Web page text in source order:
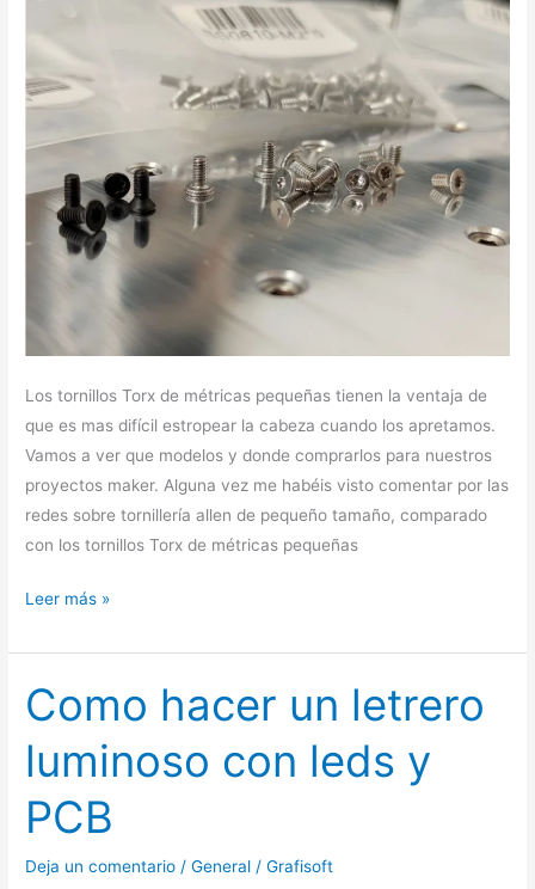
Los tornillos Torx de métricas pequeñas tienen la ventaja de
que es mas difícil estropear la cabeza cuando los apretamos.
Vamos a ver que modelos y donde comprarlos para nuestros
proyectos maker. Alguna vez me habéis visto comentar por las
redes sobre tornillería allen de pequeño tamaño, comparado
con los tornillos Torx de métricas pequeñas
Leer más »
Como hacer un letrero
luminoso con leds y
PCB
Deja un comentario /General /Grafisoft
Como
hacer
un
letrero
luminoso
leds